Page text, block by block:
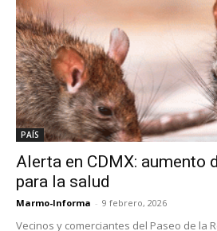
PAÍS
Alerta en CDMX: aumento
para la salud
Marmo-Informa - 9 febrero, 2026
Vecinos y comerciantes del Paseo de la